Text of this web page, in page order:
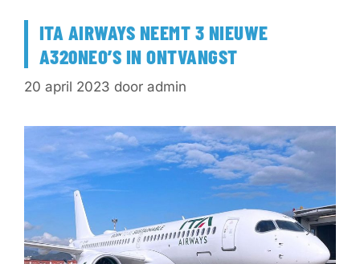
ITA AIRWAYS NEEMT 3 NIEUWE
A320NEO’S IN ONTVANGST
20 april 2023 door admin